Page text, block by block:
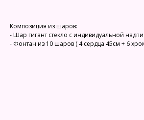
Композиция из шаров:
- Шар гигант стекло с индивидуальной
- Фонтан из 10 шаров ( 4 сердца 45см + 6